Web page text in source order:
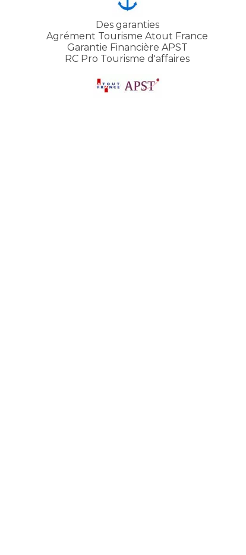
Des garanties
Agrément Tourisme Atout France
Garantie Financière APST
RC Pro Tourisme d'affaires